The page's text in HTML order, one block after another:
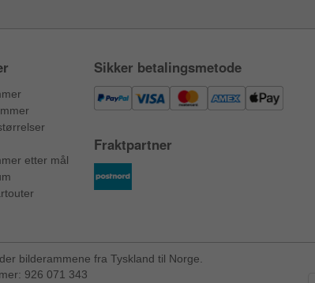
etter mål
Sikker betalingsmetode
Fraktpartner
bilderammene fra Tyskland til Norge.
926 071 343